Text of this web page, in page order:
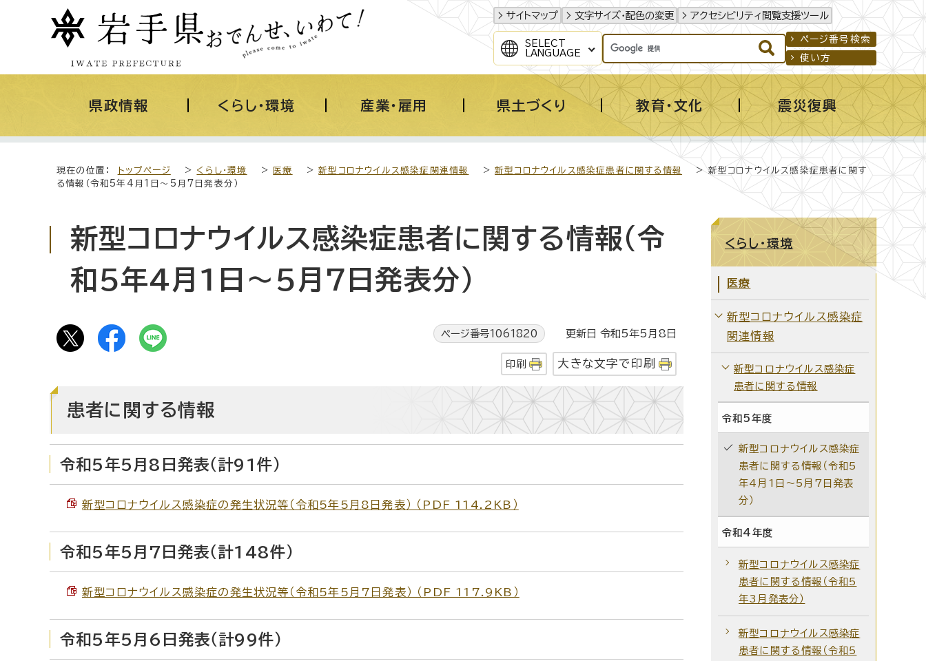
サイトマップ 文字サイズ・配色の変更 アクセシビリティ閲覧支援ツール
SELECT
LANGUAGE
ページ番号検索
使い方
県政情報 くらし・環境 産業・雇用 県土づくり 教育・文化 震災復興
現在の位置： トップページ > くらし・環境 > 医療 >新型コロナウイルス感染症関連情報 >新型コロナウイルス感染症患者に関する情報
> 新型コロナウイルス感染症患者に関す
る情報（令和5年4月1日～5月7日発表分）
新型コロナウイルス感染症患者に関する情報（令
和5年4月1日～5月7日発表分）
ページ番号1061820 更新日 令和5年5月8日
印刷 大きな文字で印刷
患者に関する情報
令和5年5月8日発表（計91件）
新型コロナウイルス感染症の発生状況等（令和5年5月8日発表） （PDF 114.2KB）
令和5年5月7日発表（計148件）
新型コロナウイルス感染症の発生状況等（令和5年5月7日発表） （PDF 117.9KB）
令和5年5月6日発表（計99件）
くらし・環境
医療
新型コロナウイルス感染症
関連情報
新型コロナウイルス感染症
患者に関する情報
令和5年度
新型コロナウイルス感染症
患者に関する情報（令和5
年4月1日～5月7日発表
分）
令和4年度
新型コロナウイルス感染症
患者に関する情報（令和5
年3月発表分）
新型コロナウイルス感染症
患者に関する情報（令和5